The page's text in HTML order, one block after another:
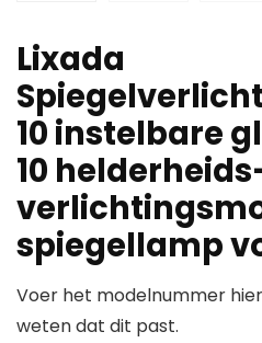
Lixada
10 instelbare
10
spiegellamp
Voer het modelnummer
weten dat dit past.